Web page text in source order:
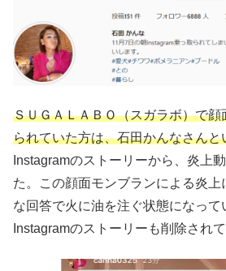
ＳＵＧＡＬＡＢＯ（スガラボ）で
られていた方は、石田かんなさんと
Instagramのストーリーから、炎上
た。この顔面モンブランによる炎上
な回答で火に油を注ぐ状態になって
Instagramのストーリーも削除されて